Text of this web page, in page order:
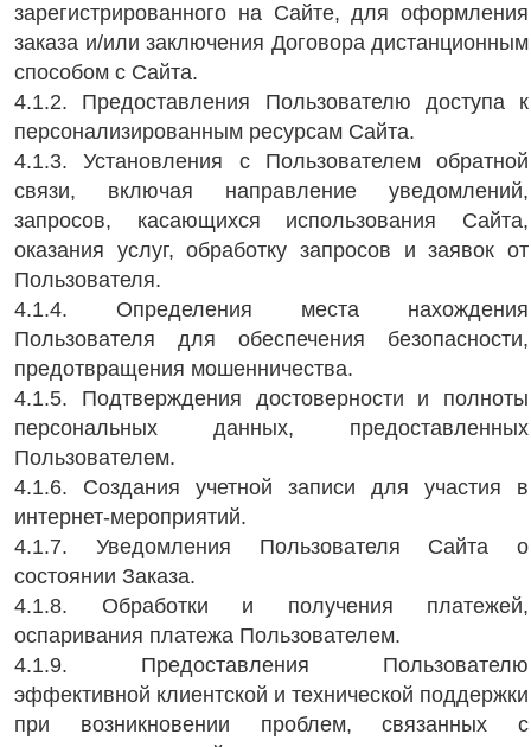
зарегистрированного на Сайте, для оформления
заказа и/или заключения Договора дистанционным
способом с Сайта.
4.1.2. Предоставления Пользователю доступа к
персонализированным ресурсам Сайта.
4.1.3. Установления с Пользователем обратной
связи, включая направление уведомлений,
запросов, касающихся использования Сайта,
оказания услуг, обработку запросов и заявок от
Пользователя.
4.1.4. Определения места нахождения
Пользователя для обеспечения безопасности,
предотвращения мошенничества.
4.1.5. Подтверждения достоверности и полноты
персональных данных, предоставленных
Пользователем.
4.1.6. Создания учетной записи для участия в
интернет-мероприятий.
4.1.7. Уведомления Пользователя Сайта о
состоянии Заказа.
4.1.8. Обработки и получения платежей,
оспаривания платежа Пользователем.
4.1.9. Предоставления Пользователю
эффективной клиентской и технической поддержки
при возникновении проблем, связанных с